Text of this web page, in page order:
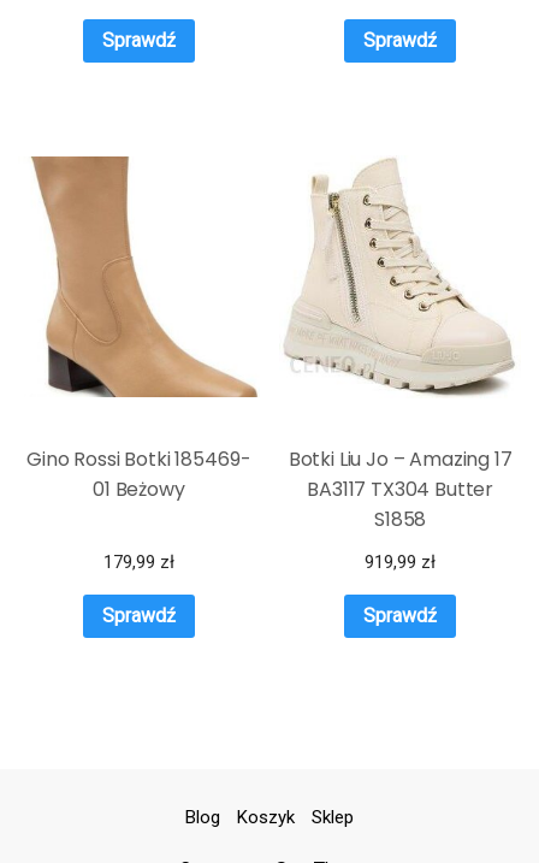
Sprawdź Sprawdź
Gino Rossi Botki 185469-
01 Beżowy
179,99 zł
Sprawdź
Botki Liu Jo – Amazing 17
BA3117 TX304 Butter
S1858
919,99 zł
Sprawdź
Blog Koszyk Sklep